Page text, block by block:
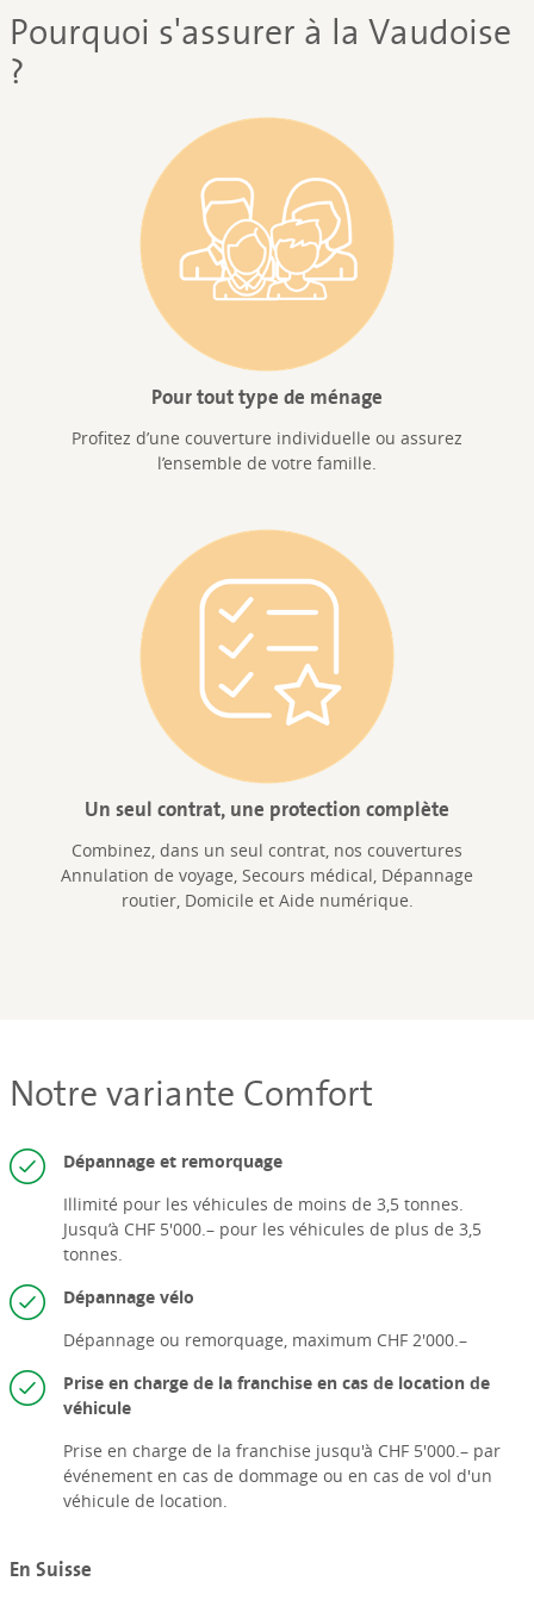
Pourquoi s'assurer à la Vaudoise
?
Pour tout type de ménage
Profitez d’une couverture individuelle ou assurez
l’ensemble de votre famille.
Un seul contrat, une protection complète
Combinez, dans un seul contrat, nos couvertures
Annulation de voyage, Secours médical, Dépannage
routier, Domicile et Aide numérique.
Notre variante Comfort
Dépannage et remorquage
Illimité pour les véhicules de moins de 3,5 tonnes.
Jusqu’à CHF 5'000.– pour les véhicules de plus de 3,5
tonnes.
Dépannage vélo
Dépannage ou remorquage, maximum CHF 2'000.–
Prise en charge de la franchise en cas de location de
véhicule
Prise en charge de la franchise jusqu'à CHF 5'000.– par
événement en cas de dommage ou en cas de vol d'un
véhicule de location.
En Suisse